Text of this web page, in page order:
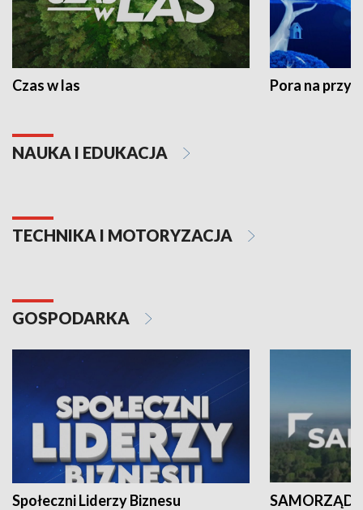
Czas w las Pora na
NAUKA I EDUKACJA
TECHNIKA I MOTORYZACJA
GOSPODARKA
Społeczni Liderzy Biznesu SAMORZĄD